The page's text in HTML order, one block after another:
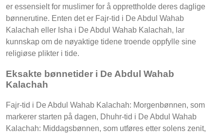
er essensielt for muslimer for å opprettholde deres daglige
bønnerutine. Enten det er Fajr-tid i De Abdul Wahab
Kalachah eller Isha i De Abdul Wahab Kalachah, lar
kunnskap om de nøyaktige tidene troende oppfylle sine
religiøse plikter i tide.
Eksakte bønnetider i De Abdul Wahab
Kalachah
Fajr-tid i De Abdul Wahab Kalachah: Morgenbønnen, som
markerer starten på dagen, Dhuhr-tid i De Abdul Wahab
Kalachah: Middagsbønnen, som utføres etter solens zenit,